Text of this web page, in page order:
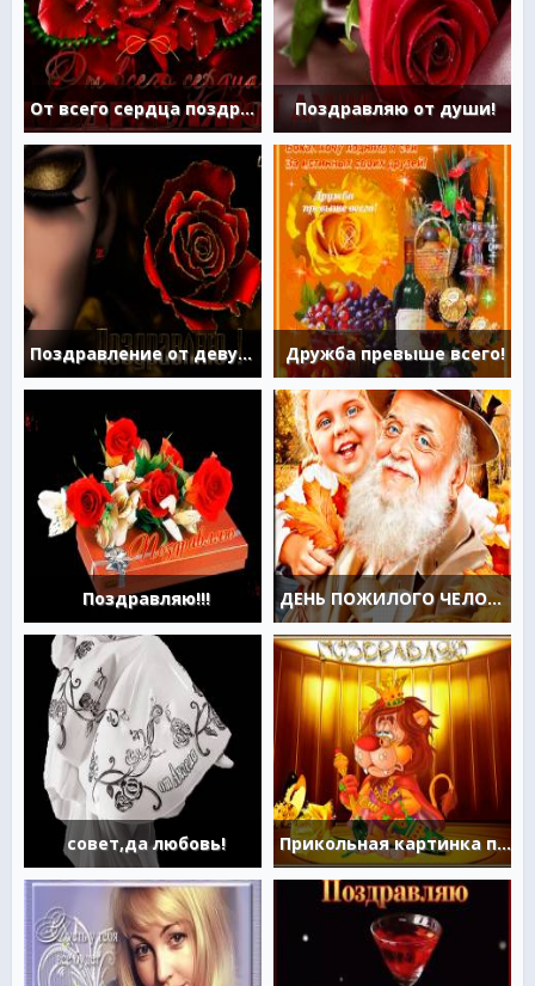
От всего сердца поздравляю! Поздравляю от души!
Поздравление от девушки Дружба превыше всего!
Поздравляю!!! ДЕНЬ ПОЖИЛОГО ЧЕЛОВЕКА
совет,да любовь! Прикольная картинка поздравление